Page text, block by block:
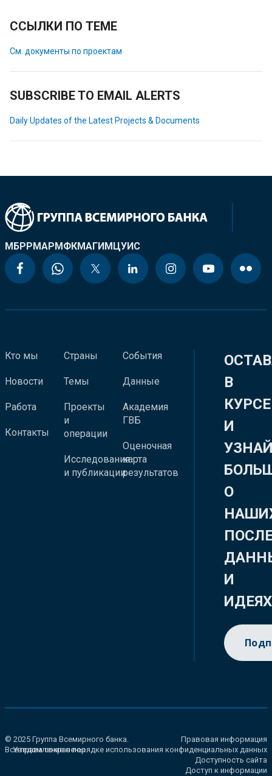
ССЫЛКИ ПО ТЕМЕ
См. документы по проектам
SUBSCRIBE TO EMAIL ALERTS
Daily Updates of the Latest Projects & Documents
МБРРМАРМФКМАГИМЦУИС
Кто мы
Новости
Работа
Контакты
Страны
Темы
Проекты
и
операции
Исследования
и публикации
События
Данные
Академия
ГВБ
Оценочная
карта
результатов
В
КУРСЕ
И
О
И
ИДЕЯХ
© 2025 Группа Всемирного банка.
Все права сохранены.
Правовая информация
Уведомление о порядке использования конфиденциальных данных
Доступность сайта
Доступ к информации